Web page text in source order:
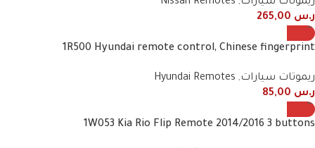
ريموتات سيارات,
Nissan Remotes
ر.س
1R500 Hyundai remote control, Chinese fingerprint
ريموتات سيارات,
Hyundai Remotes
ر.س
1W053 Kia Rio Flip Remote 2014/2016 3 buttons